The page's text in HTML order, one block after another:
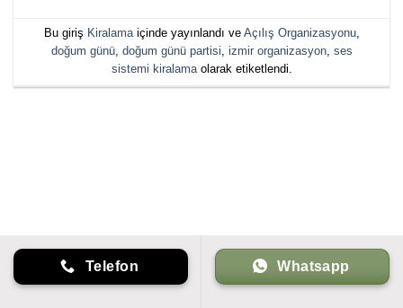
Bu giriş Kiralamaiçinde yayınlandı ve Açılış Organizasyonu,
doğum günü, doğum günü partisi izmir organizasyon, ses
sistemi kiralamaolarak etiketlendi.
Telefon Whatsapp